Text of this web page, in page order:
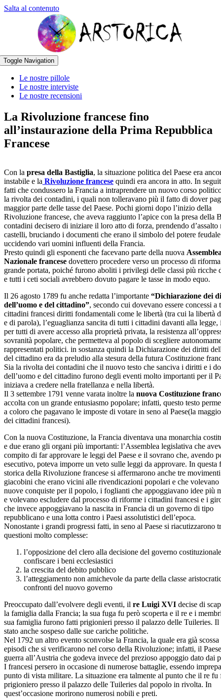
Salta al contenuto
Toggle Navigation
Le nostre pillole
Le nostre interviste
Le nostre recensioni
La Rivoluzione francese fino
all’instaurazione della Prima Repubblica
Francese
Con la presa della Bastiglia, la situazione politica del Paese era
instabile e la Rivoluzione francese quindi era ancora in atto. In
fatti che condussero la Francia a intraprendere un nuovo corso
la rivolta dei contadini, i quali non tolleravano più il fatto di dover
maggior parte delle tasse del Paese. Pochi giorni dopo l’inizio della
Rivoluzione francese, che aveva raggiunto l’apice con la presa della
contadini decisero di iniziare il loro atto di forza, prendendo d’assalto
castelli, bruciando i documenti che erano il simbolo del potere
uccidendo vari uomini influenti della Francia.
Presto quindi gli esponenti che facevano parte della nuova
Nazionale francese dovettero procedere verso un processo di
grande portata, poiché furono aboliti i privilegi delle classi più ricche
e tutti i ceti sociali avrebbero dovuto pagare le tasse in modo equo.
Il 26 agosto 1789 fu anche redatta l’importante “Dichiarazione dei
dell’uomo e del cittadino”, secondo cui dovevano essere concessi a
cittadini francesi diritti fondamentali come le libertà (tra cui la libertà
e di parola), l’eguaglianza sancita di tutti i cittadini davanti alla
per tutti di avere accesso alla proprietà privata, la resistenza
sovranità popolare, che permetteva al popolo di scegliere
rappresentati politici. in sostanza quindi la Dichiarazione dei diritti
del cittadino era da preludio alla stesura della futura Costituzione
Sia la rivolta dei contadini che il nuovo testo che sanciva i diritti e i
dell’uomo e del cittadino furono degli eventi molto importanti per il
iniziava a credere nella fratellanza e nella libertà.
Il 3 settembre 1791 venne varata inoltre la nuova Costituzione
accolta con un grande entusiasmo popolare; infatti, questo testo
a coloro che pagavano le imposte di votare in seno al Paese(la
dei cittadini francesi).
Con la nuova Costituzione, la Francia diventava una monarchia
e due erano gli organi più importanti: l’Assemblea legislativa che
compito di far approvare le leggi del Paese e il sovrano che, avendo
esecutivo, poteva imporre un veto sulle leggi da approvare. In questa
storica della Rivoluzione francese si affermarono anche tre
giacobini che erano vicini alle rivendicazioni popolari e che volevano
nuove conquiste per il popolo, i foglianti che appoggiavano idee più
e volevano escludere dal processo di riforme i cittadini francesi e i
che invece appoggiavano la nascita in Francia di un governo di tipo
repubblicano e una lotta contro i Paesi assolutistici dell’epoca.
Nonostante i grandi progressi fatti, in seno al Paese si riacutizzarono
questioni molto complesse:
l’opposizione del clero alla decisione del governo
confiscare i beni ecclesiastici
la crescita del debito pubblico
l’atteggiamento non amichevole da parte della classe
confronti del nuovo governo
Preoccupato dall’evolvere degli eventi, il re Luigi XVI decise di
la famiglia dalla Francia; la sua fuga fu però scoperta e il re e i
sua famiglia furono fatti prigionieri presso il palazzo delle Tuileries. Il
stato anche sospeso dalle sue cariche politiche.
Nel 1792 un altro evento sconvolse la Francia, la quale era già
episodi che si verificarono nel corso della Rivoluzione; infatti, il
guerra all’Austria che godeva invece del prezioso appoggio dato dai
I francesi persero in occasione di numerose battaglie, essendo
punto di vista militare. La situazione era talmente al punto che il re fu
prigioniero presso il palazzo delle Tuileries dal popolo in rivolta. In
quest’occasione morirono numerosi nobili e preti.